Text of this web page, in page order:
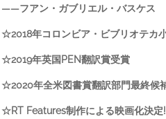
――フアン・ガブリエル・バスケス
☆2018年コロンビア・ビブリオテカ
☆2019年英国PEN翻訳賞受賞
☆2020年全米図書賞翻訳部門最終候
☆RT Features制作による映画化決定